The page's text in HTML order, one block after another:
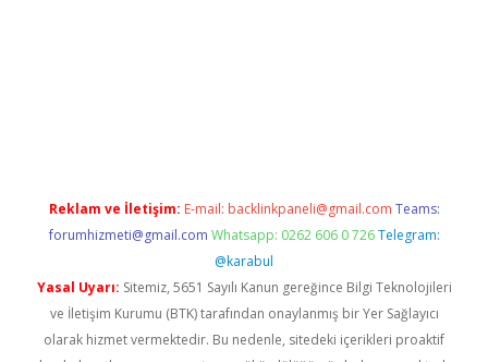
Reklam ve İletişim: E-mail: backlinkpaneli@gmail.com Teams:
forumhizmeti@gmail.com Whatsapp: 0262 606 0 726 Telegram:
@karabul
Yasal Uyarı: Sitemiz, 5651 Sayılı Kanun gereğince Bilgi Teknolojileri
ve İletişim Kurumu (BTK) tarafından onaylanmış bir Yer Sağlayıcı
olarak hizmet vermektedir. Bu nedenle, sitedeki içerikleri proaktif